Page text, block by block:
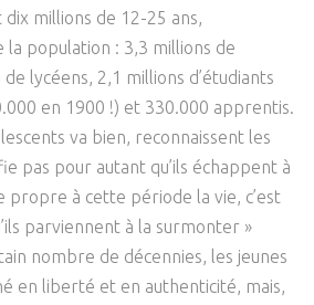
millions de 12-25 ans,
population : 3,3 millions de
lycéens, 2,1 millions d’étudiants
en 1900 !) et 330.000 apprentis.
va bien, reconnaissent les
pas pour autant qu’ils échappent à
propre à cette période la vie, c’est
parviennent à la surmonter »
nombre de décennies, les jeunes
en liberté et en authenticité, mais,